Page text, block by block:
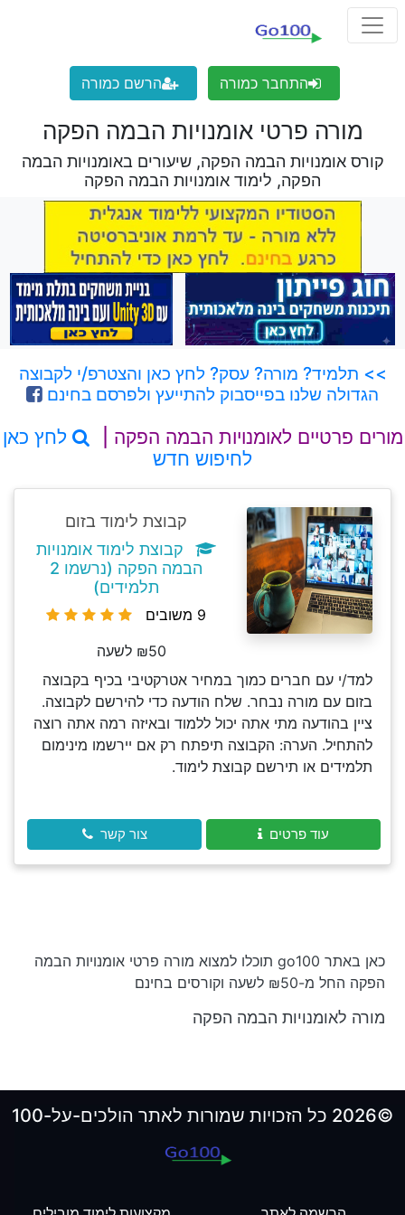
התחבר כמורה הרשם כמורה
מורה פרטי אומנויות הבמה הפקה
קורס אומנויות הבמה הפקה, שיעורים באומנויות הבמה
הפקה, לימוד אומנויות הבמה הפקה
>> תלמיד? מורה? עסק? לחץ כאן והצטרפ/י לקבוצה
הגדולה שלנו בפייסבוק להתייעץ ולפרסם בחינם
מורים פרטיים לאומנויות הבמה הפקה |
לחץ כאן
לחיפוש חדש
קבוצת לימוד בזום
קבוצת לימוד אומנויות
הבמה הפקה (נרשמו 2
תלמידים)
9 משובים
₪50 לשעה
למד/י עם חברים כמוך במחיר אטרקטיבי בכיף בקבוצה
בזום עם מורה נבחר. שלח הודעה כדי להירשם לקבוצה.
ציין בהודעה מתי אתה יכול ללמוד ובאיזה רמה אתה רוצה
להתחיל. הערה: הקבוצה תיפתח רק אם יירשמו מינימום
תלמידים או תירשם קבוצת לימוד.
עוד פרטים צור קשר
כאן באתר go100 תוכלו למצוא מורה פרטי אומנויות הבמה
הפקה החל מ-₪50 לשעה וקורסים בחינם
מורה לאומנויות הבמה הפקה
©2026 כל הזכויות שמורות לאתר הולכים-על-100